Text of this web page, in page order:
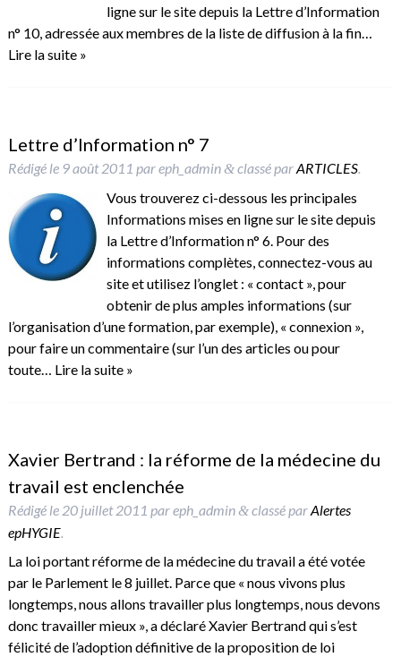
ligne sur le site depuis la Lettre d’Information
n° 10, adressée aux membres de la liste de diffusion à la fin…
Lire la suite »
Lettre d’Information n° 7
Rédigé le 9 août 2011 pareph_admin &classé parARTICLES.
Vous trouverez ci-dessous les principales
Informations mises en ligne sur le site depuis
la Lettre d’Information n° 6. Pour des
informations complètes, connectez-vous au
site et utilisez l’onglet : « contact », pour
obtenir de plus amples informations (sur
l’organisation d’une formation, par exemple), « connexion »,
pour faire un commentaire (sur l’un des articles ou pour
toute… Lire la suite »
Xavier Bertrand : la réforme de la médecine du
travail est enclenchée
Rédigé le 20 juillet 2011 pareph_admin &classé parAlertes
epHYGIE.
La loi portant réforme de la médecine du travail a été votée
par le Parlement le 8 juillet. Parce que « nous vivons plus
longtemps, nous allons travailler plus longtemps, nous devons
donc travailler mieux », a déclaré Xavier Bertrand qui s’est
félicité de l’adoption définitive de la proposition de loi